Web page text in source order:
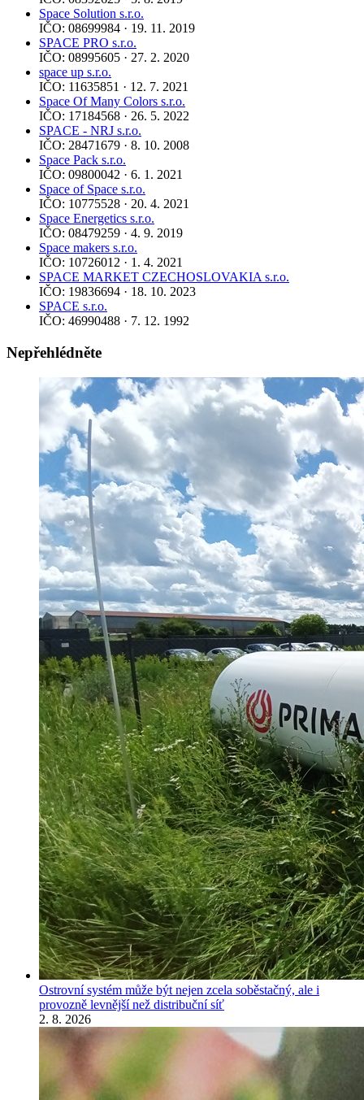
Space Solution s.r.o.
IČO: 08699984 · 19. 11. 2019
SPACE PRO s.r.o.
IČO: 08995605 · 27. 2. 2020
space up s.r.o.
IČO: 11635851 · 12. 7. 2021
Space Of Many Colors s.r.o.
IČO: 17184568 · 26. 5. 2022
SPACE - NRJ s.r.o.
IČO: 28471679 · 8. 10. 2008
Space Pack s.r.o.
IČO: 09800042 · 6. 1. 2021
Space of Space s.r.o.
IČO: 10775528 · 20. 4. 2021
Space Energetics s.r.o.
IČO: 08479259 · 4. 9. 2019
Space makers s.r.o.
IČO: 10726012 · 1. 4. 2021
SPACE MARKET CZECHOSLOVAKIA s.r.o.
IČO: 19836694 · 18. 10. 2023
SPACE s.r.o.
IČO: 46990488 · 7. 12. 1992
Nepřehlédněte
Ostrovní systém může být nejen zcela soběstačný, ale i
provozně levnější než distribuční síť
2. 8. 2026